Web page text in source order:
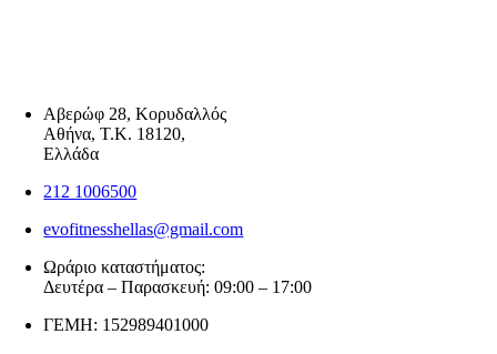
Αβερώφ 28, Κορυδαλλός
Αθήνα, Τ.Κ. 18120,
Ελλάδα
212 1006500
evofitnesshellas@gmail.com
Ωράριο καταστήματος:
Δευτέρα – Παρασκευή: 09:00 – 17:00
ΓΕΜΗ: 152989401000